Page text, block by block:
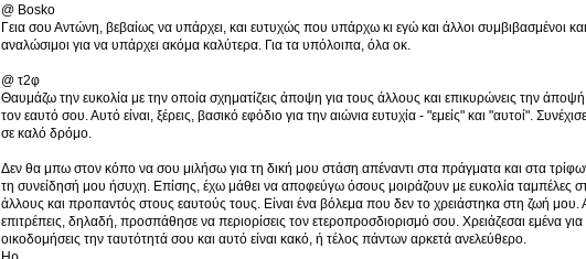
@ Bosko
Γεια σου Αντώνη, βεβαίως να υπάρχει, και ευτυχώς που υπάρχω κι εγώ και άλλοι συμβιβασμένοι και
αναλώσιμοι για να υπάρχει ακόμα καλύτερα. Για τα υπόλοιπα, όλα οκ.
@ τ2φ
Θαυμάζω την ευκολία με την οποία σχηματίζεις άποψη για τους άλλους και επικυρώνεις την
τον εαυτό σου. Αυτό είναι, ξέρεις, βασικό εφόδιο για την αιώνια ευτυχία - "εμείς" και "αυτοί".
σε καλό δρόμο.
Δεν θα μπω στον κόπο να σου μιλήσω για τη δική μου στάση απέναντι στα πράγματα και στα
τη συνείδησή μου ήσυχη. Επίσης, έχω μάθει να αποφεύγω όσους μοιράζουν με ευκολία ταμπέλες
άλλους και προπαντός στους εαυτούς τους. Είναι ένα βόλεμα που δεν το χρειάστηκα στη ζωή μου.
επιτρέπεις, δηλαδή, προσπάθησε να περιορίσεις τον ετεροπροσδιορισμό σου. Χρειάζεσαι εμένα για
οικοδομήσεις την ταυτότητά σου και αυτό είναι κακό, ή τέλος πάντων αρκετά ανελεύθερο.